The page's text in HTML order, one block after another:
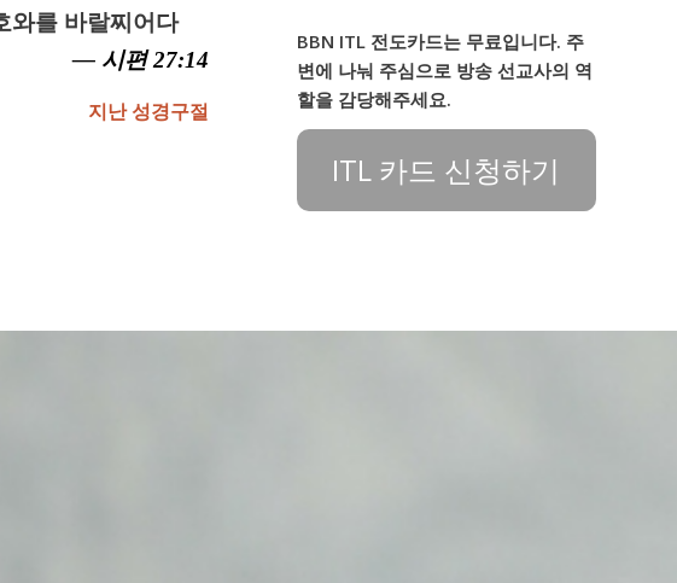
와를 바랄찌어다
— 시편 27:14
지난 성경구절
BBN ITL 전도카드는 무료입니다. 주
변에 나눠 주심으로 방송 선교사의 역
할을 감당해주세요.
ITL 카드 신청하기